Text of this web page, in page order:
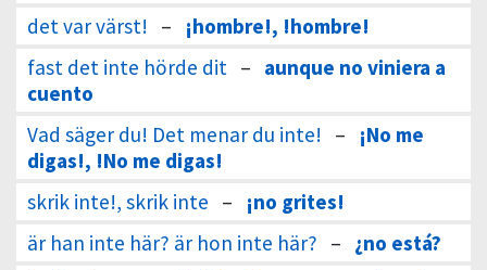
det var värst! –
¡hombre!, !hombre!
fast det inte hörde dit – aunque no viniera a
cuento
Vad säger du! Det menar du inte! –
¡No me
digas!, !No me digas!
skrik inte!, skrik inte –
¡no grites!
är han inte här? är hon inte här? – ¿no está?